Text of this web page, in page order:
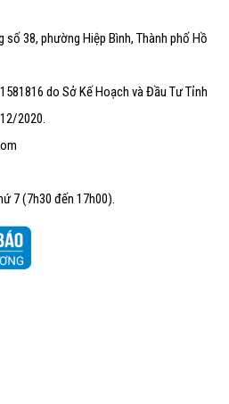
số 38, phường Hiệp Bình, Thành phố Hồ
do Sở Kế Hoạch và Đầu Tư Tỉnh
2020.
7 (7h30 đến 17h00).